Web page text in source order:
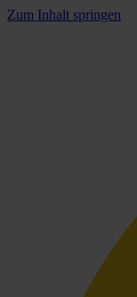
Zum Inhalt springen